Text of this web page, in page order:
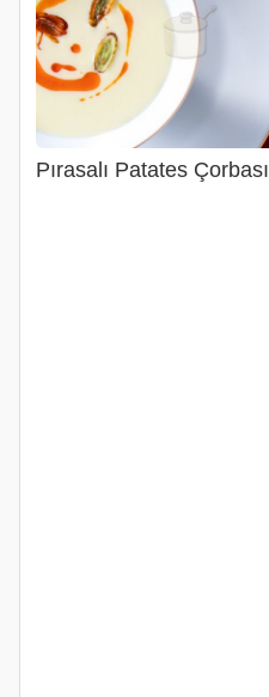
Pırasalı Patates Çorbası